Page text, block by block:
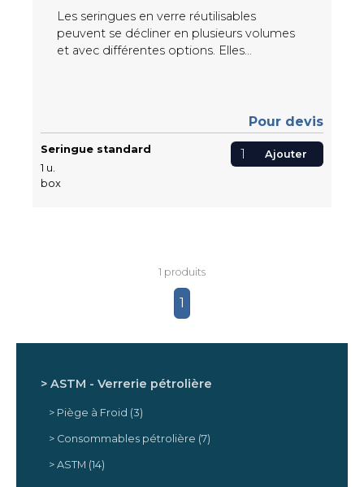
ASTM - Verrerie pétrolière
Piège à Froid (3)
Consommables pétrolière (7)
ASTM (14)
Les seringues en verre réutilisables
peuvent se décliner en plusieurs volumes
et avec différentes options. Elles
Seringue standard
1 u.
box
Pour devis
Ajouter
1 produits
1